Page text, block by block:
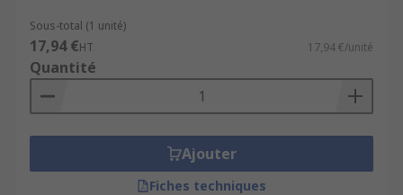
Sous-total (1 unité)
17,94 €HT 17,94 €/unité
Quantité
Ajouter
Fiches techniques